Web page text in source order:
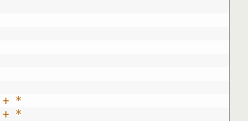
+ *
+ *